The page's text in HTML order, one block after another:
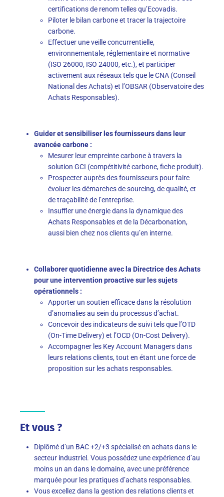
certifications de renom telles qu’Ecovadis.
Piloter le bilan carbone et tracer la trajectoire
carbone.
Effectuer une veille concurrentielle,
environnementale, réglementaire et normative
(ISO 26000, ISO 24000, etc.), et participer
activement aux réseaux tels que le CNA (Conseil
National des Achats) et l’OBSAR (Observatoire des
Achats Responsables).
Guider et sensibiliser les fournisseurs dans leur
avancée carbone :
Mesurer leur empreinte carbone à travers la
solution GCI (compétitivité carbone, fiche produit).
Prospecter auprès des fournisseurs pour faire
évoluer les démarches de sourcing, de qualité, et
de traçabilité de l’entreprise.
Insuffler une énergie dans la dynamique des
Achats Responsables et de la Décarbonation,
aussi bien chez nos clients qu’en interne.
Collaborer quotidienne avec la Directrice des Achats
pour une intervention proactive sur les sujets
opérationnels :
Apporter un soutien efficace dans la résolution
d’anomalies au sein du processus d’achat.
Concevoir des indicateurs de suivi tels que l’OTD
(On-Time Delivery) et l’OCD (On-Cost Delivery).
Accompagner les Key Account Managers dans
leurs relations clients, tout en étant une force de
proposition sur les achats responsables.
Et vous ?
Diplômé d’un BAC +2/+3 spécialisé en achats dans le
secteur industriel. Vous possédez une expérience d’au
moins un an dans le domaine, avec une préférence
marquée pour les pratiques d’achats responsables.
Vous excellez dans la gestion des relations clients et